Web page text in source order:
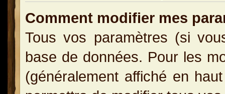
Comment modifier mes
Tous vos paramètres (si
base de données. Pour les
(généralement affiché en